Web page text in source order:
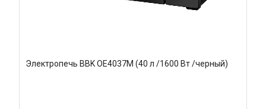
Электропечь BBK OE4037M (40 л /1600 Вт /черный)